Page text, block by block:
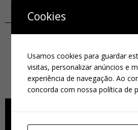
Trailers
Cookies
Usamos cookies para guardar
visitas, personalizar anúncios e
experiência de navegação. Ao
concorda com nossa política de